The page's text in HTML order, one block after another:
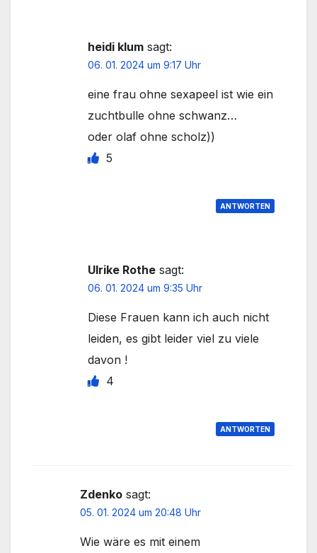
heidi klum sagt:
06. 01. 2024 um 9:17 Uhr
eine frau ohne sexapeel ist wie ein
zuchtbulle ohne schwanz…
oder olaf ohne scholz))
5
ANTWORTEN
Ulrike Rothe sagt:
06. 01. 2024 um 9:35 Uhr
Diese Frauen kann ich auch nicht
leiden, es gibt leider viel zu viele
davon !
4
ANTWORTEN
Zdenko sagt:
05. 01. 2024 um 20:48 Uhr
Wie wäre es mit einem